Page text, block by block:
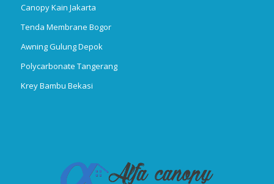
Canopy Kain Jakarta
Tenda Membrane Bogor
Awning Gulung Depok
Polycarbonate Tangerang
Krey Bambu Bekasi